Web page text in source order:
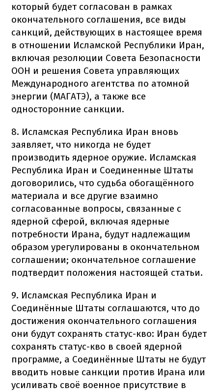
который будет согласован в рамках
окончательного соглашения, все виды
санкций, действующих в настоящее время
в отношении Исламской Республики Иран,
включая резолюции Совета Безопасности
ООН и решения Совета управляющих
Международного агентства по атомной
энергии (МАГАТЭ), а также все
односторонние санкции.
8. Исламская Республика Иран вновь
заявляет, что никогда не будет
производить ядерное оружие. Исламская
Республика Иран и Соединенные Штаты
договорились, что судьба обогащённого
материала и все другие взаимно
согласованные вопросы, связанные с
ядерной сферой, включая ядерные
потребности Ирана, будут надлежащим
образом урегулированы в окончательном
соглашении; окончательное соглашение
подтвердит положения настоящей статьи.
9. Исламская Республика Иран и
Соединённые Штаты соглашаются, что до
достижения окончательного соглашения
они будут сохранять статус-кво: Иран будет
сохранять статус-кво в своей ядерной
программе, а Соединённые Штаты не будут
вводить новые санкции против Ирана или
усиливать своё военное присутствие в